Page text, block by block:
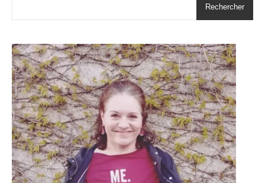
Rechercher